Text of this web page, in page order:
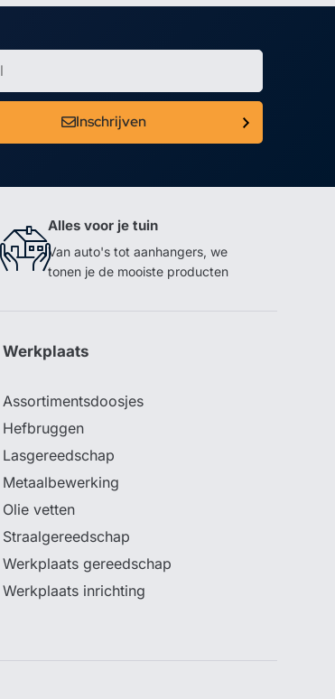
Inschrijven
Alles voor je tuin
Van auto's tot aanhangers, we
tonen je de mooiste producten
Werkplaats
Assortimentsdoosjes
Hefbruggen
Lasgereedschap
Metaalbewerking
Olie vetten
Straalgereedschap
Werkplaats gereedschap
Werkplaats inrichting